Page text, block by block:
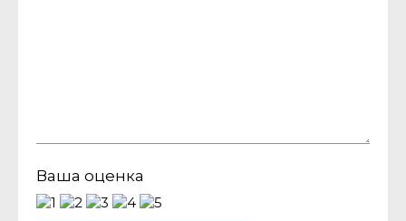
Ваша оценка